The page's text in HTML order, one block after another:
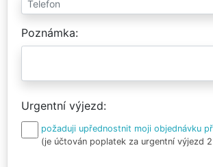
Poznámka
Urgentní výjezd
požaduji upřednostnit moji objednávku
(je účtován poplatek za urgentní výjezd